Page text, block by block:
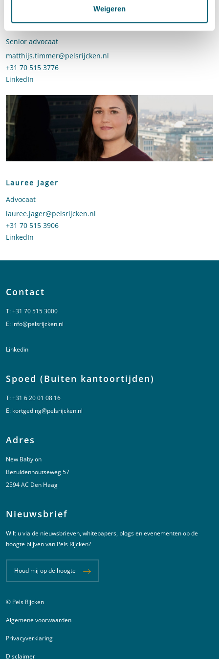
Weigeren
Matthijs Timmer
Senior advocaat
Stuur een e-mail naar Matthijs Timmer
matthijs.timmer@pelsrijcken.nl
Bel naar Matthijs Timmer
+31 70 515 3776
LinkedIn
Lauree Jager
Advocaat
Stuur een e-mail naar Lauree Jager
lauree.jager@pelsrijcken.nl
Bel naar Lauree Jager
+31 70 515 3906
LinkedIn
Contact
T:+31 70 515 3000
E: info@pelsrijcken.nl
Linkedin
Spoed (Buiten kantoortijden)
T:+31 6 20 01 08 16
E: kortgeding@pelsrijcken.nl
Adres
New Babylon
Bezuidenhoutseweg 57
2594 AC Den Haag
Nieuwsbrief
Wilt u via de nieuwsbrieven, whitepapers, blogs en evenementen op de
hoogte blijven van Pels Rijcken?
Houd mij op de hoogte
Juridische informatie
© Pels Rijcken
Algemene voorwaarden
Privacyverklaring
Disclaimer